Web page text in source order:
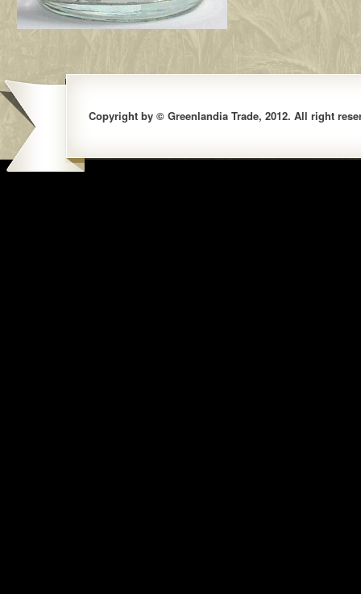
Copyright by © Greenlandia Trade, 2012. All right